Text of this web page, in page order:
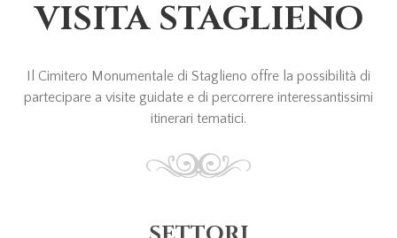
VISITA STAGLIENO
Il Cimitero Monumentale di Staglieno offre la possibilità di
partecipare a visite guidate e di percorrere interessantissimi
itinerari tematici.